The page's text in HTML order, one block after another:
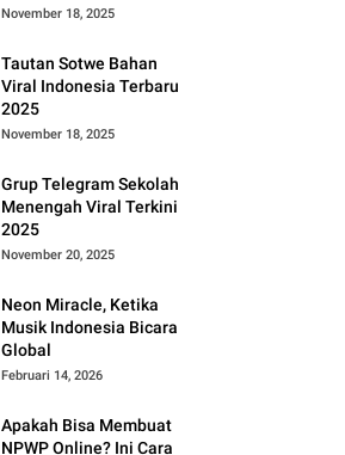
November 18, 2025
Tautan Sotwe Bahan
Viral Indonesia Terbaru
2025
November 18, 2025
Grup Telegram Sekolah
Menengah Viral Terkini
2025
November 20, 2025
Neon Miracle, Ketika
Musik Indonesia Bicara
Global
Februari 14, 2026
Apakah Bisa Membuat
NPWP Online? Ini Cara